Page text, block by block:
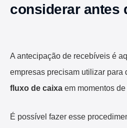
considerar antes
A antecipação de recebíveis é
empresas precisam utilizar para
fluxo de caixa em momentos
É possível fazer esse